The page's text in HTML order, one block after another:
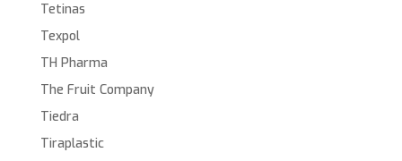
Tetinas
Texpol
TH Pharma
The Fruit Company
Tiedra
Tiraplastic